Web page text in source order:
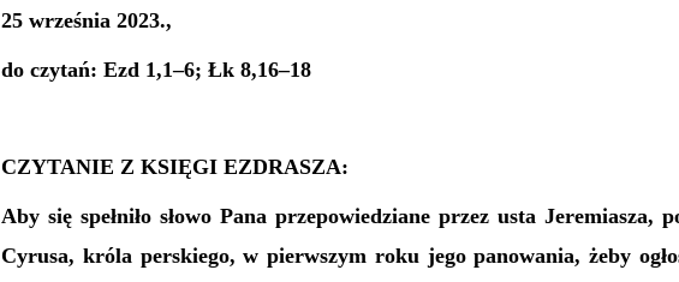
25 września 2023.,
do czytań: Ezd 1,1–6; Łk 8,16–18
CZYTANIE Z KSIĘGI EZDRASZA:
Aby się spełniło słowo Pana przepowiedziane przez usta Jeremiasza,
Cyrusa, króla perskiego, w pierwszym roku jego panowania, żeby